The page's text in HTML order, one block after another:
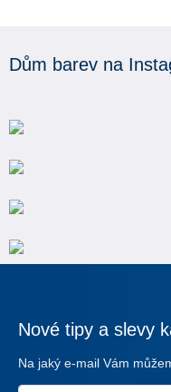
Dům barev na
Nové tipy a slevy
Na jaký e-mail Vám